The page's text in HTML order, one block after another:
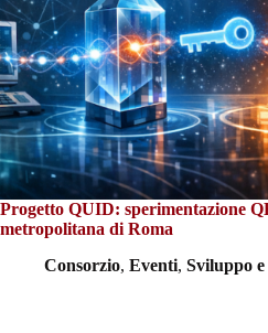
Progetto QUID: sperimentazione
metropolitana di Roma
Consorzio, Eventi, Sviluppo